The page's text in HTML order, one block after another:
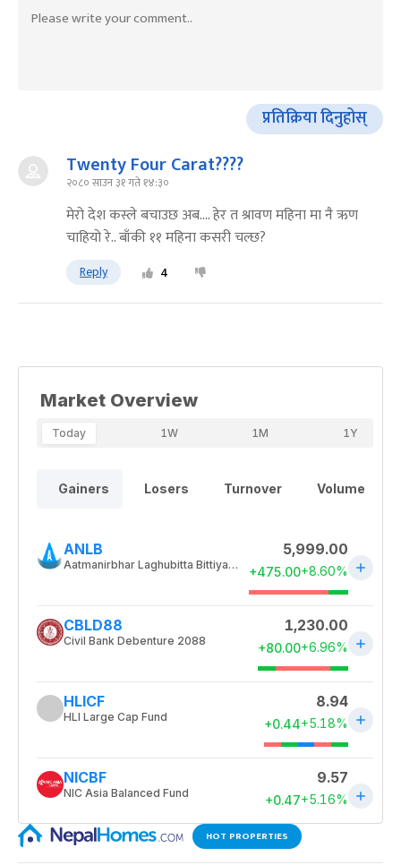
प्रतिक्रिया दिनुहोस्
Twenty Four Carat????
२०८० साउन ३१ गते १४:३०
मेरो देश कस्ले बचाउछ अब.... हेर त श्रावण महिना मा नै ऋण
चाहियो रे.. बाँकी ११ महिना कसरी चल्छ?
Reply 4
HOT PROPERTIES